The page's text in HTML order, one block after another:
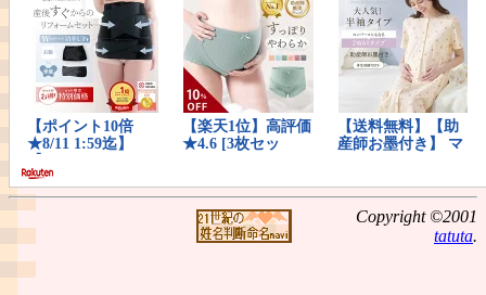
Copyright ©2001
tatuta.